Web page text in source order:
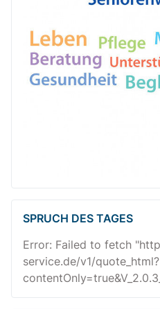
SPRUCH DES TAGES
Error: Failed to fetch
service.de/v1/quote_html?